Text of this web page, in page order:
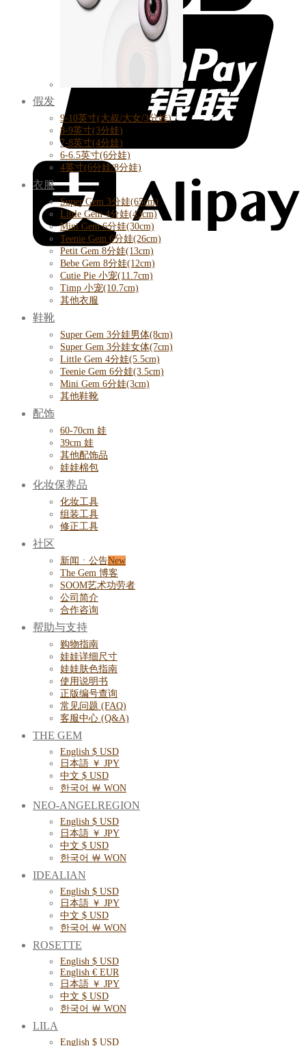
假发
9-10英寸(大叔/大女/3分娃)
8-9英寸(3分娃)
7-8英寸(4分娃)
6-6.5英寸(6分娃)
4英寸(6分娃/8分娃)
衣服
Super Gem 3分娃(65cm)
Little Gem 4分娃(43cm)
Mini Gem 6分娃(30cm)
Teenie Gem 6分娃(26cm)
Petit Gem 8分娃(13cm)
Bebe Gem 8分娃(12cm)
Cutie Pie 小宠(11.7cm)
Timp 小宠(10.7cm)
其他衣服
鞋靴
Super Gem 3分娃男体(8cm)
Super Gem 3分娃女体(7cm)
Little Gem 4分娃(5.5cm)
Teenie Gem 6分娃(3.5cm)
Mini Gem 6分娃(3cm)
其他鞋靴
配饰
60-70cm 娃
39cm 娃
其他配饰品
娃娃棉包
化妆保养品
化妆工具
组装工具
修正工具
社区
新闻ㆍ公告
The Gem 博客
SOOM艺术功劳者
公司简介
合作咨询
帮助与支持
购物指南
娃娃详细尺寸
娃娃肤色指南
使用说明书
正版编号查询
常见问题 (FAQ)
客服中心 (Q&A)
THE GEM
English $ USD
日本語 ￥ JPY
中文 $ USD
한국어 ￦ WON
NEO-ANGELREGION
English $ USD
日本語 ￥ JPY
中文 $ USD
한국어 ￦ WON
IDEALIAN
English $ USD
日本語 ￥ JPY
中文 $ USD
한국어 ￦ WON
ROSETTE
English $ USD
English € EUR
日本語 ￥ JPY
中文 $ USD
한국어 ￦ WON
LILA
English $ USD